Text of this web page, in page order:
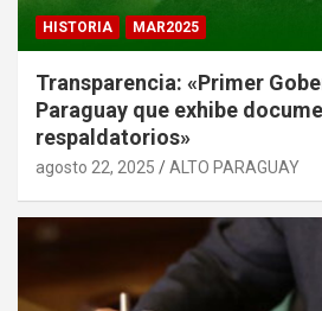
HISTORIA MAR2025
Transparencia: «Primer
Paraguay que exhibe
respaldatorios»
agosto 22, 2025 ALTO PARAGUAY